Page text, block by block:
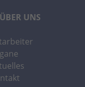
UNS
vereinfachen.